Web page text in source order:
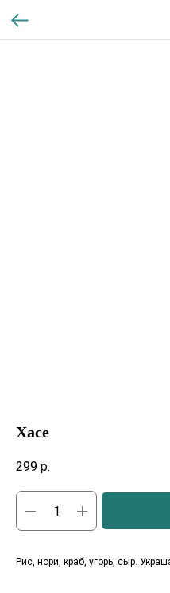
Хасе
299 р.
Рис, нори, краб, угорь, сыр.